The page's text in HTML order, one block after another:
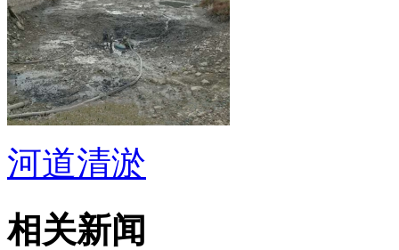
河道清淤
相关新闻